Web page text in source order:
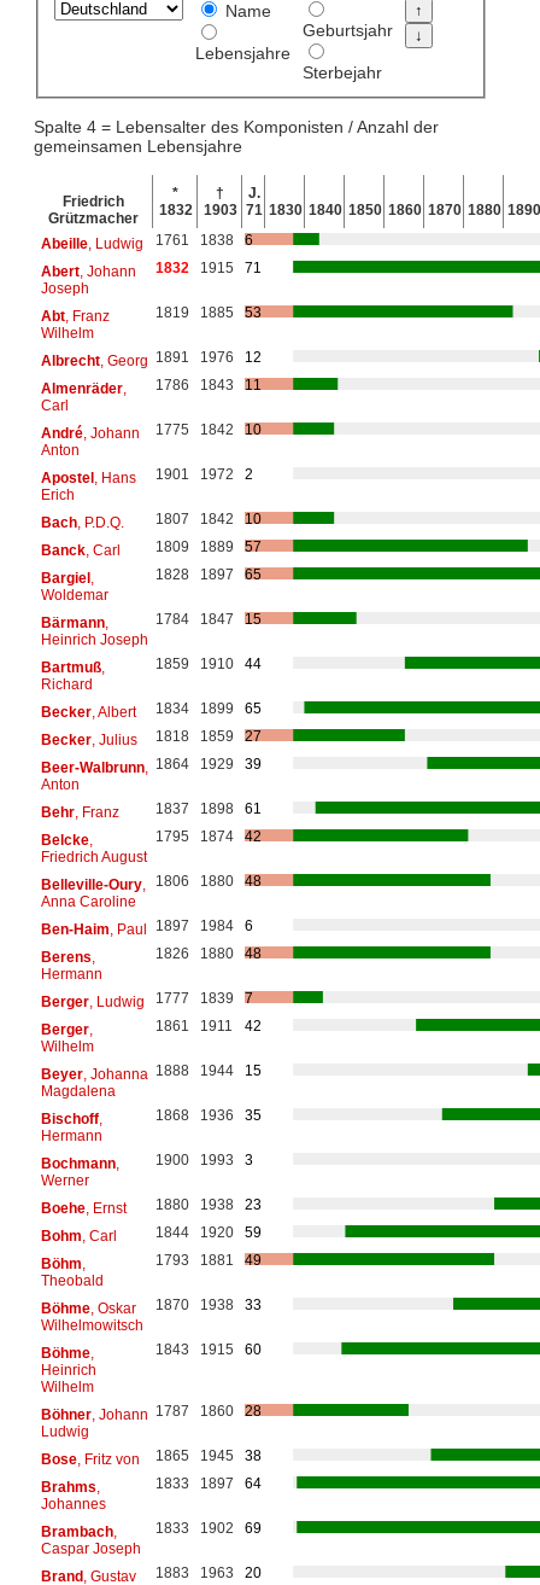
Name
Lebensjahre
Geburtsjahr
Sterbejahr
Spalte 4 = Lebensalter des Komponisten / Anzahl der
gemeinsamen Lebensjahre
Friedrich
Grützmacher
*
1832
†
1903
J.
71 1830 1840 1850 1860 1870 1880 1890
Abeille, Ludwig 1761 1838
6
Abert, Johann
Joseph
1832 1915 71
Abt, Franz
Wilhelm
1819 1885 53
Albrecht, Georg 1891 1976
12
Almenräder,
Carl
1786 1843 11
André, Johann
Anton
1775 1842 10
Apostel, Hans
Erich
1901 1972 2
Bach, P.D.Q. 1807 1842
10
Banck, Carl 1809 1889
57
Bargiel,
Woldemar
1828 1897 65
Bärmann,
Heinrich Joseph
1784 1847 15
Bartmuß,
Richard
1859 1910 44
Becker, Albert 1834 1899
65
Becker, Julius 1818 1859
27
Beer-Walbrunn,
Anton
1864 1929 39
Behr, Franz 1837 1898
61
Belcke,
Friedrich August
1795 1874 42
Belleville-Oury,
Anna Caroline
1806 1880 48
Ben-Haim , Paul 1897 1984
6
Berens
Hermann
1826 1880 48
Berger, Ludwig 1777 1839
7
Berger,
Wilhelm
1861 1911 42
Beyer, Johanna
Magdalena
1888 1944 15
Bischoff,
Hermann
1868 1936 35
Bochmann,
Werner
1900 1993 3
Boehe, Ernst 1880 1938
23
Bohm , Carl 1844 1920
59
Böhm
Theobald
1793 1881 49
Böhme, Oskar
Wilhelmowitsch
1870 1938 33
Böhme,
Heinrich
Wilhelm
1843 1915 60
Böhner, Johann
Ludwig
1787 1860 28
Bose, Fritz von 1865 1945
38
Brahms
Johannes
1833 1897 64
Brambach,
Caspar Joseph
1833 1902 69
Brand, Gustav 1883 1963
20